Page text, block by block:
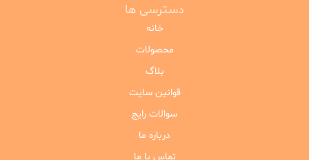
دسترسی ها
خانه
محصولات
بلاگ
قوانین سایت
سوالات رایج
درباره ما
تماس با ما